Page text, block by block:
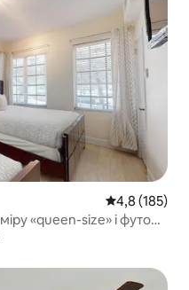
Середня
4,8 (185)
«queen-size» і футон,